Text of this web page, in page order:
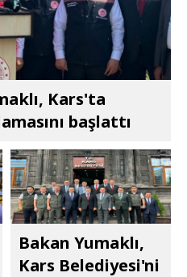
Kars'ta
başlattı
Bakan Yumaklı,
Kars Belediyesi'ni